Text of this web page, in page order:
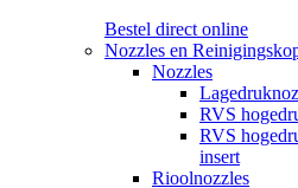
Bestel direct online
Nozzles en
Nozzles
RVS
RVS
insert
Rioolnozzles